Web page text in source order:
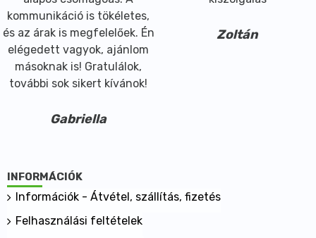
kommunikáció is tökéletes,
és az árak is megfelelőek. Én
elégedett vagyok, ajánlom
másoknak is! Gratulálok,
további sok sikert kívánok!
Gabriella
Zoltán
INFORMÁCIÓK
Információk - Átvétel, szállítás, fizetés
Felhasználási feltételek